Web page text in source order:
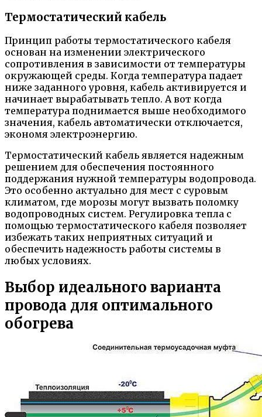
Термостатический кабель
Принцип работы термостатического кабеля
основан на изменении электрического
сопротивления в зависимости от температуры
окружающей среды. Когда температура падает
ниже заданного уровня, кабель активируется и
начинает вырабатывать тепло. А вот когда
температура поднимается выше необходимого
значения, кабель автоматически отключается,
экономя электроэнергию.
Термостатический кабель является надежным
решением для обеспечения постоянного
поддержания нужной температуры водопровода.
Это особенно актуально для мест с суровым
климатом, где морозы могут вызвать поломку
водопроводных систем. Регулировка тепла с
помощью термостатического кабеля позволяет
избежать таких неприятных ситуаций и
обеспечить надежность работы системы в
любых условиях.
Выбор идеального варианта
провода для оптимального
обогрева